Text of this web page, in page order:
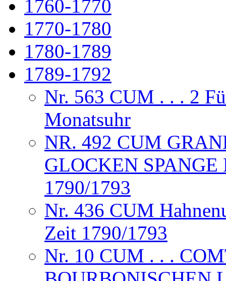
1760-1770
1770-1780
1780-1789
1789-1792
Nr. 563 CUM . . . 2
Monatsuhr
NR. 492 CUM
GLOCKEN
1790/1793
Nr. 436 CUM
Zeit 1790/1793
Nr. 10 CUM . . .